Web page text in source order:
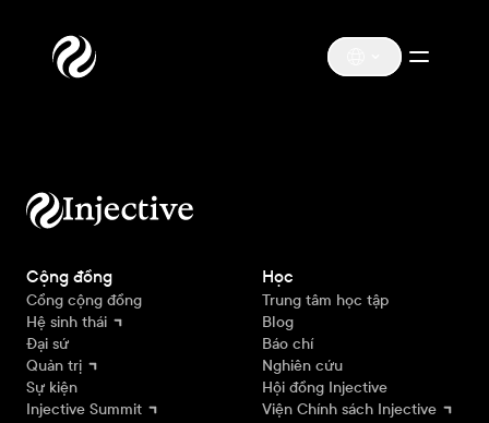
Cộng đồng
Cổng cộng đồng
Hệ sinh thái
Đại sứ
Quản trị
Sự kiện
Injective Summit
Học
Trung tâm học tập
Blog
Báo chí
Nghiên cứu
Hội đồng Injective
Viện Chính sách Injective